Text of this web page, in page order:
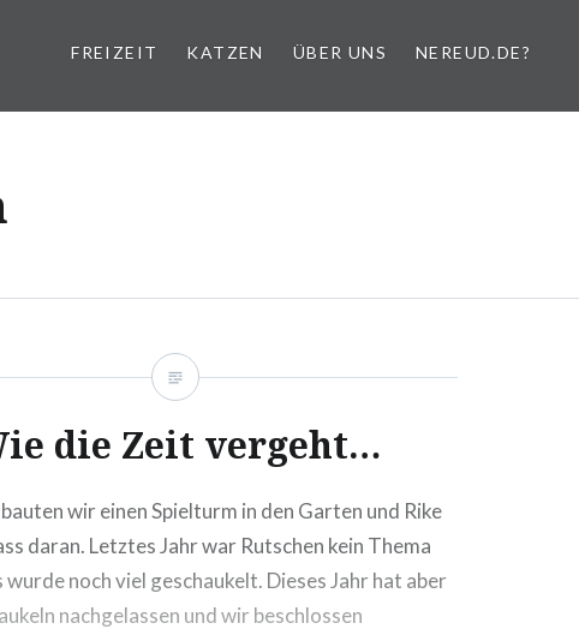
FREIZEIT KATZEN ÜBER UNS NEREUD.DE?
die Zeit vergeht…
wir einen Spielturm in den Garten und Rike
daran. Letztes Jahr war Rutschen kein Thema
wurde noch viel geschaukelt. Dieses Jahr hat aber
nachgelassen und wir beschlossen